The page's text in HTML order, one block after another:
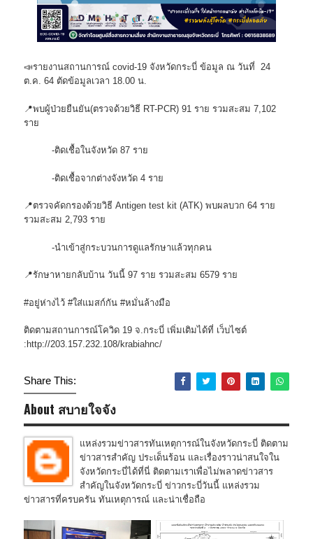
📣รายงานสถานการณ์ covid-19 จังหวัดกระบี่ ข้อมูล ณ วันที่ 24
ต.ค. 64 ตัดข้อมูลเวลา 18.00 น.
📍พบผู้ป่วยยืนยัน(ตรวจด้วยวิธี RT-PCR) 91 ราย รวมสะสม 7,102
ราย
-ติดเชื้อในจังหวัด 87 ราย
-ติดเชื้อจากต่างจังหวัด 4 ราย
📍ตรวจคัดกรองด้วยวิธี Antigen test kit (ATK) พบผลบวก 64 ราย
รวมสะสม 2,793 ราย
-นำเข้าสู่กระบวนการดูแลรักษาแล้วทุกคน
📍รักษาหายกลับบ้าน วันนี้ 97 ราย รวมสะสม 6579 ราย
#อยู่ห่างไว้ #ใส่แมสก์กัน #หมั่นล้างมือ
ติดตามสถานการณ์โควิด 19 จ.กระบี่ เพิ่มเติมได้ที่ เว็บไซต์
:http://203.157.232.108/krabiahnc/
Share This:
About สบายใจจัง
แหล่งรวมข่าวสารทันเหตุการณ์ในจังหวัดกระบี่ ติดตาม
ข่าวสารสำคัญ ประเด็นร้อน และเรื่องราวน่าสนใจใน
จังหวัดกระบี่ได้ที่นี่ ติดตามเราเพื่อไม่พลาดข่าวสาร
สำคัญในจังหวัดกระบี่ ข่าวกระบี่วันนี้ แหล่งรวม
ข่าวสารที่ครบครัน ทันเหตุการณ์ และน่าเชื่อถือ